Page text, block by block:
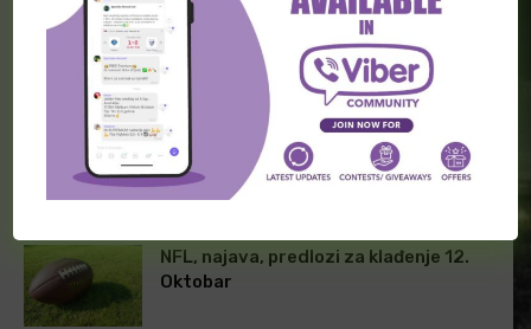
PRETHODNA VEST
Povreda ramena primorala
kvoterbeka Dereka Kara, na
SLEDEĆA VEST
NFL, najava, predlozi za
klađenje (Nedelja)
POVEZANI ČLANCI
NFL, najava, predlozi za klađenje 12.
Oktobar